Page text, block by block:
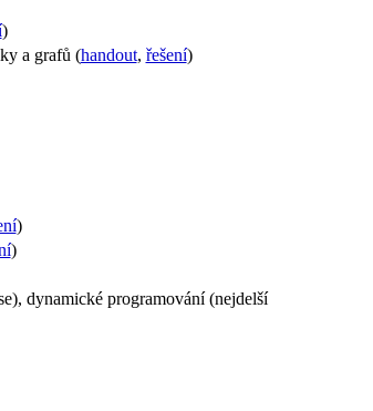
)
a grafů (handout, řešení)
)
)
dynamické programování (nejdelší